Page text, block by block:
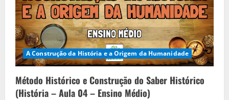
Ensino
Médio)
A Construção da História e a Origem da Humanidade
Método Histórico e Construção do Saber Histórico
(História – Aula 04 – Ensino Médio)